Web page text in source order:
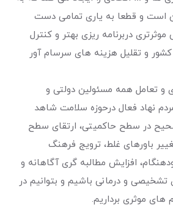
است و قطعا به یاری تمامی دست
دربرنامه ریزی بهتر و کنترل
و تقلیل هزینه های سرسام آور
و تعامل همه مسئولین دولتی و
نهاد فعال درحوزه سلامت شاهد
در سطح حاکمیتی، ارتقای سطح
باورهای غلط، ترویج فرهنگ
افزایش مطالبه گری آگاهانه و
و درمانی باشیم و بتوانیم در
موثری برداریم.